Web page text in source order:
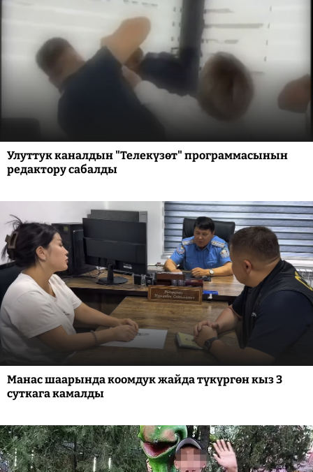
Улуттук каналдын "Телекүзөт" программасынын
редактору сабалды
Манас шаарында коомдук жайда түкүргөн кыз 3
суткага камалды